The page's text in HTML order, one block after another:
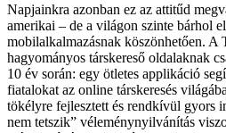
Napjainkra azonban ez az attitűd
amerikai – de a világon szinte bárhol
mobilalkalmazásnak köszönhetően. A
hagyományos társkereső oldalaknak
10 év során: egy ötletes applikáció
fiatalokat az online társkeresés
tökélyre fejlesztett és rendkívül gyors
nem tetszik” véleménynyilvánítás